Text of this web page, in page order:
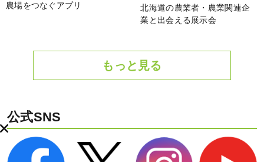
農場をつなぐアプリ
北海道の農業者・農業関連企
業と出会える展示会
もっと見る
公式SNS